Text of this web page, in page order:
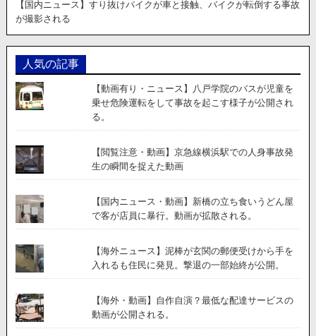
【国内ニュース】すり抜けバイクが車と接触、バイクが転倒する事故
が撮影される
人気の記事
【動画有り・ニュース】八戸学院のバスが児童を
乗せ危険運転をして事故を起こす様子が公開され
る。
【閲覧注意・動画】京急線横浜駅での人身事故発
生の瞬間を捉えた動画
【国内ニュース・動画】新橋の立ち食いうどん屋
で客が店員に暴行。動画が拡散される。
【海外ニュース】泥棒が玄関の郵便受けから手を
入れるも住民に発見。撃退の一部始終が公開。
【海外・動画】自作自演？最低な配達サービスの
動画が公開される。